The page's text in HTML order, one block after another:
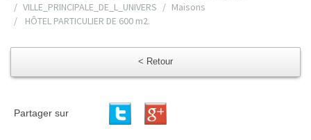
VILLE_PRINCIPALE_DE_L_UNIVERS
Maisons
HÔTEL PARTICULIER DE 600 m2.
< Retour
Partager sur